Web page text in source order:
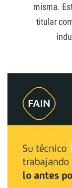
misma.
titular